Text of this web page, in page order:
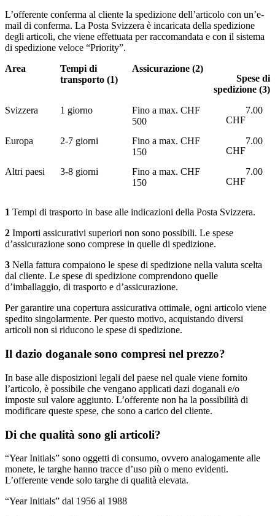
L’offerente conferma al cliente la spedizione dell’articolo con un’e-
mail di conferma. La Posta Svizzera è incaricata della spedizione
degli articoli, che viene effettuata per raccomandata e con il sistema
di spedizione veloce “Priority”.
Area
Tempi di
transporto (1)
Assicurazione (2)
Spese di
spedizione (3)
Svizzera
1 giorno
Fino a max. CHF
500
CHF
7.00
Europa 2-7 giorni
Fino a max. CHF
150
CHF
7.00
Altri paesi 3-8 giorni
Fino a max. CHF
150
CHF
7.00
1 Tempi di trasporto in base alle indicazioni della Posta Svizzera.
2 Importi assicurativi superiori non sono possibili. Le spese
d’assicurazione sono comprese in quelle di spedizione.
3 Nella fattura compaiono le spese di spedizione nella valuta scelta
dal cliente. Le spese di spedizione comprendono quelle
d’imballaggio, di trasporto e d’assicurazione.
Per garantire una copertura assicurativa ottimale, ogni articolo viene
spedito singolarmente. Per questo motivo, acquistando diversi
articoli non si riducono le spese di spedizione.
Il dazio doganale sono compresi nel prezzo?
In base alle disposizioni legali del paese nel quale viene fornito
l’articolo, è possibile che vengano applicati dazi doganali e/o
imposte sul valore aggiunto. L’offerente non ha la possibilità di
modificare queste spese, che sono a carico del cliente.
Di che qualità sono gli articoli?
“Year Initials” sono oggetti di consumo, ovvero analogamente alle
monete, le targhe hanno tracce d’uso più o meno evidenti.
L’offerente vende solo targhe di qualità elevata.
“Year Initials” dal 1956 al 1988